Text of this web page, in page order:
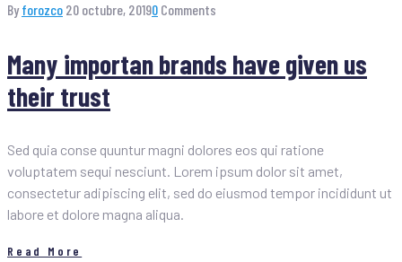
Byforozco 20 octubre, 20190 Comments
Many importan brands have given us
their trust
Sed quia conse quuntur magni dolores eos qui ratione
voluptatem sequi nesciunt. Lorem ipsum dolor sit amet,
consectetur adipiscing elit, sed do eiusmod tempor incididunt ut
labore et dolore magna aliqua.
Read More